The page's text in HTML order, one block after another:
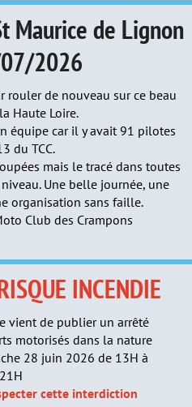
Maurice de Lignon
2026
rouler de nouveau sur ce beau
Haute Loire.
équipe car il y avait 91 pilotes
du TCC.
mais le tracé dans toutes
Une belle journée, une
organisation sans faille.
Club des Crampons
INCENDIE
vient de publier un arrêté
motorisés dans la nature
28 juin 2026 de 13H à
21H
cette interdiction